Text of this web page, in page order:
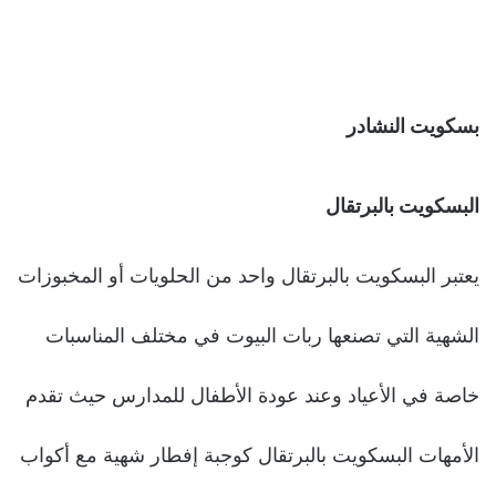
بسكويت النشادر
البسكويت بالبرتقال
يعتبر البسكويت بالبرتقال واحد من الحلويات أو المخبوزات
الشهية التي تصنعها ربات البيوت في مختلف المناسبات
خاصة في الأعياد وعند عودة الأطفال للمدارس حيث تقدم
الأمهات البسكويت بالبرتقال كوجبة إفطار شهية مع أكواب